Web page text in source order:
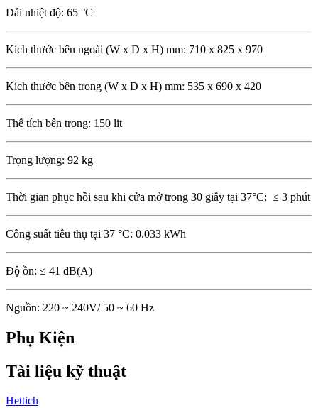
Dải nhiệt độ: 65 °C
Kích thước bên ngoài (W x D x H) mm: 710 x 825 x 970
Kích thước bên trong (W x D x H) mm: 535 x 690 x 420
Thể tích bên trong: 150 lit
Trọng lượng: 92 kg
Thời gian phục hồi sau khi cửa mở trong 30 giây tại 37°C: ≤ 3 phút
Công suất tiêu thụ tại 37 °C: 0.033 kWh
Độ ồn: ≤ 41 dB(A)
Nguồn: 220 ~ 240V/ 50 ~ 60 Hz
Phụ Kiện
Tài liệu kỹ thuật
Hettich